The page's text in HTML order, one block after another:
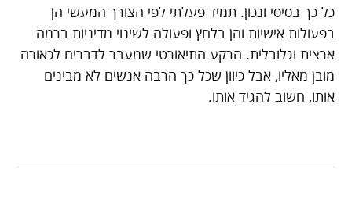
כל כך בסיסי ונכון. תמיד פעלתי לפי הצורך המעשי הן
בפעולות אישיות והן בלחץ ופעולה לשינוי מדיניות ברמה
ארצית וגלובלית. הרקע התיאורטי שמעבר לדברים לכאורה
מובן מאליו, אבל כיוון שכל כך הרבה אנשים לא מבינים
אותו, חשוב להגיד אותו.